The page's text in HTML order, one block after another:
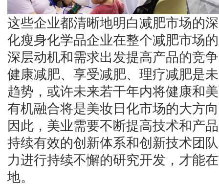
这些企业都清晰地明白减肥市场的
化瘦身化学品企业在整个减肥市场
深层动机和需求出发提高产品的竞
健康减肥、享受减肥、理疗减肥是
趋势，或许未来若干年内将健康和
有机融合将是美妆日化市场的大方
因此，美业需要不断提高技术和产
持续有效的创新体系和创新技术团
力进行持续不懈的研究开发，才能
地。